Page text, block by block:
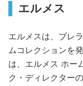
エルメス
エルメスは、ブレ
ムコレクションを
は、エルメス ホー
ク・ディレクター